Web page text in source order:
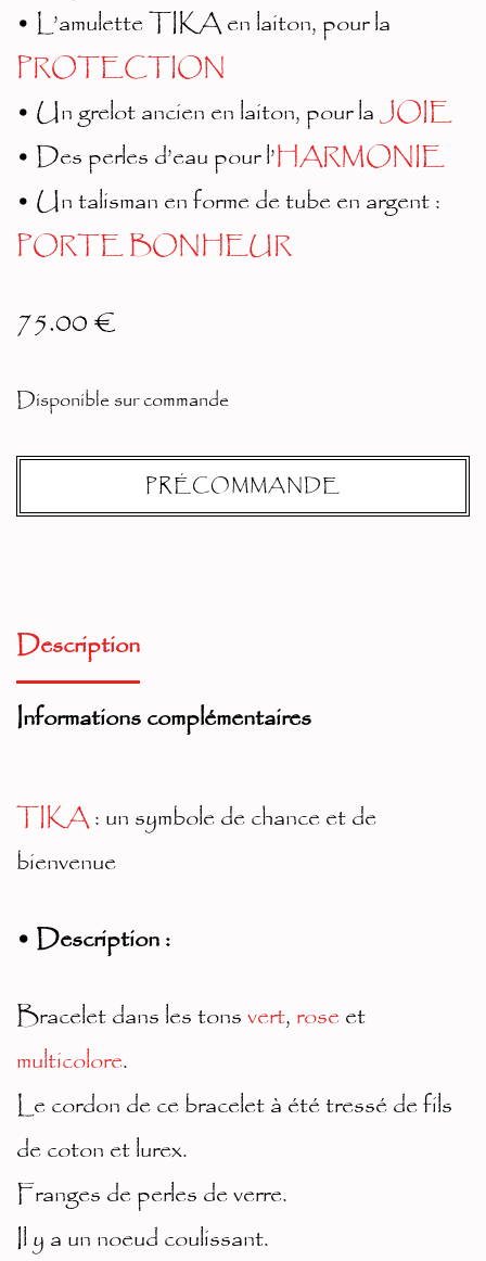
• L’amulette TIKA en laiton, pour la
PROTECTION
• Un grelot ancien en laiton, pour laJOIE
• Des perles d’eau pour l’HARMONIE
• Un talisman en forme de tube en argent :
PORTE BONHEUR
75.00€
Disponible sur commande
PRÉCOMMANDE
lt
er
n
iv
e:
Description
Informations complémentaires
TIKA: un symbole de chance et de
bienvenue
• Description :
Bracelet dans les tonsvert,roseet
multicolore.
Le cordon de ce bracelet à été tressé de fils
de coton et lurex.
Franges de perles de verre.
Il y a un noeud coulissant.